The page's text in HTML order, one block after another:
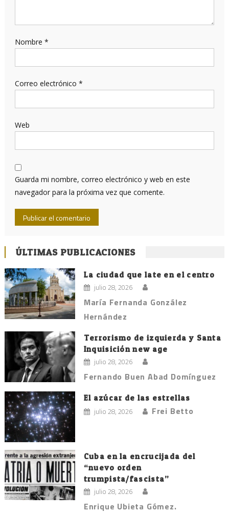
Nombre *
Correo electrónico *
Web
Guarda mi nombre, correo electrónico y web en este
navegador para la próxima vez que comente.
ÚLTIMAS PUBLICACIONES
La ciudad que late en el centro
julio 28, 2026
María Fernanda González
Hernández
Terrorismo de izquierda y Santa
Inquisición new age
julio 28, 2026
Fernando Buen Abad Domínguez
El azúcar de las estrellas
julio 28, 2026 Frei Betto
Cuba en la encrucijada del
“nuevo orden
trumpista/fascista”
julio 28, 2026
Enrique Ubieta Gómez.